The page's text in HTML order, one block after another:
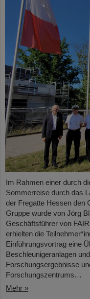
Im Rahmen einer durch
Sommerreise durch das
der Fregatte Hessen den
Gruppe wurde von Jörg
Geschäftsführer von
erhielten die
Einführungsvortrag eine
Beschleunigeranlagen
Forschungsergebnisse
Forschungszentrums…
Mehr »